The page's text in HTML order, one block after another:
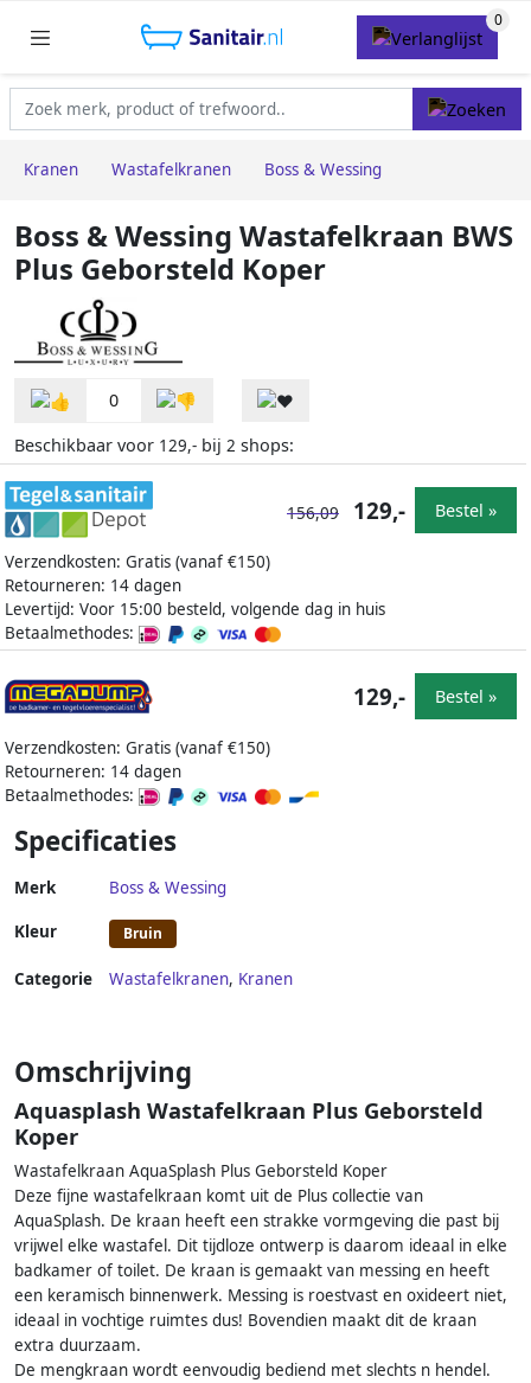
Kranen Wastafelkranen Boss & Wessing
Boss & Wessing Wastafelkraan BWS
Plus Geborsteld Koper
0
Beschikbaar voor 129,- bij 2 shops:
Verzendkosten: Gratis (vanaf €150)
Retourneren: 14 dagen
Levertijd: Voor 15:00 besteld, volgende dag in huis
Betaalmethodes:
156,09 129,- Bestel »
Verzendkosten: Gratis (vanaf €150)
Retourneren: 14 dagen
Betaalmethodes:
129,- Bestel »
Specificaties
Merk Boss & Wessing
Kleur Bruin
Categorie Wastafelkranen, Kranen
Omschrijving
Aquasplash Wastafelkraan Plus Geborsteld
Koper
Wastafelkraan AquaSplash Plus Geborsteld Koper
Deze fijne wastafelkraan komt uit de Plus collectie van
AquaSplash. De kraan heeft een strakke vormgeving die past bij
vrijwel elke wastafel. Dit tijdloze ontwerp is daarom ideaal in elke
badkamer of toilet. De kraan is gemaakt van messing en heeft
een keramisch binnenwerk. Messing is roestvast en oxideert niet,
ideaal in vochtige ruimtes dus! Bovendien maakt dit de kraan
extra duurzaam.
De mengkraan wordt eenvoudig bediend met slechts n hendel.